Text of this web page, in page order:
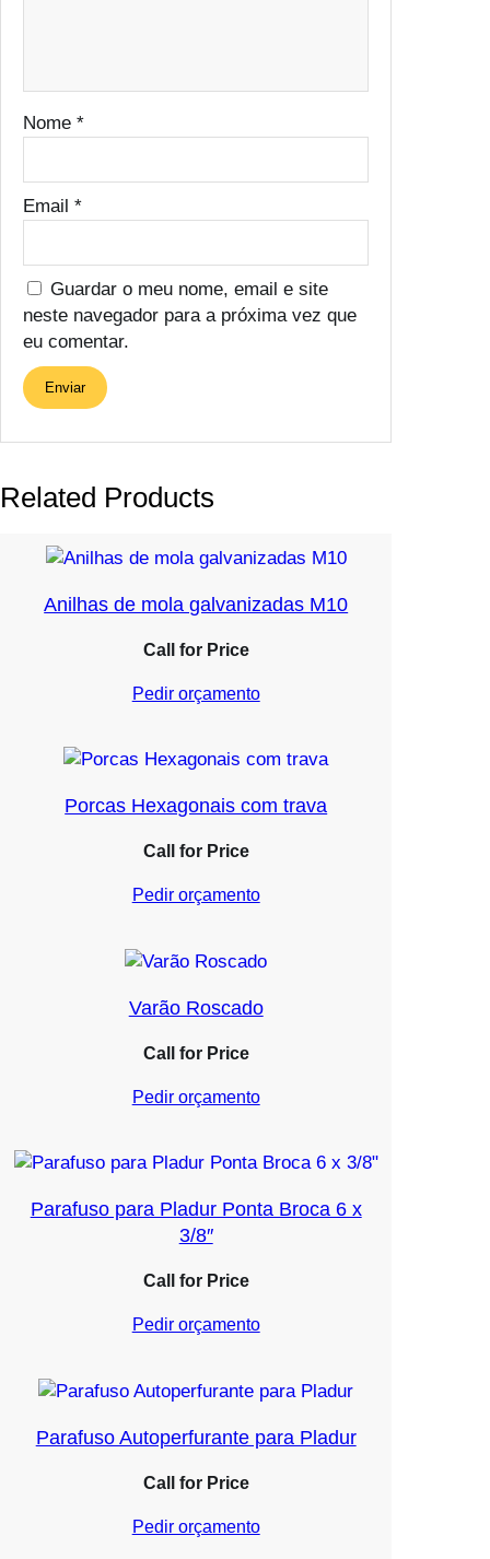
Nome *
Email *
Guardar o meu nome, email e site
neste navegador para a próxima vez que
eu comentar.
Related Products
Anilhas de mola galvanizadas M10
Call for Price
Pedir orçamento
Porcas Hexagonais com trava
Call for Price
Pedir orçamento
Varão Roscado
Call for Price
Pedir orçamento
Parafuso para Pladur Ponta Broca 6 x
3/8″
Call for Price
Pedir orçamento
Parafuso Autoperfurante para Pladur
Call for Price
Pedir orçamento